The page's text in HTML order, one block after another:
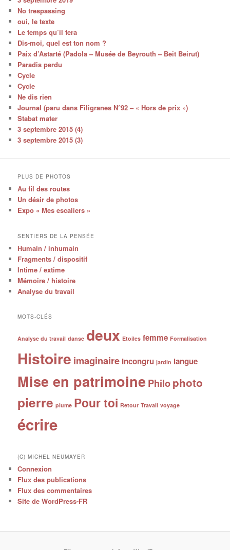
No trespassing
oui, le texte
Le temps qu’il fera
Dis-moi, quel est ton nom ?
Paix d’Astarté (Padola – Musée de Beyrouth – Beit Beirut)
Paradis perdu
Cycle
Cycle
Ne dis rien
Journal (paru dans Filigranes N°92 – « Hors de prix »)
Stabat mater
3 septembre 2015 (4)
3 septembre 2015 (3)
PLUS DE PHOTOS
Au fil des routes
Un désir de photos
Expo « Mes escaliers »
SENTIERS DE LA PENSÉE
Humain / inhumain
Fragments / dispositif
Intime / extime
Mémoire / histoire
Analyse du travail
MOTS-CLÉS
Analyse du travail danse deux Etoiles femme Formalisation
Histoire imaginaire Incongru jardin langue
Mise en patrimoine Philophoto
pierre plume Pour toi Retour Travail voyage
écrire
(C) MICHEL NEUMAYER
Connexion
Flux des publications
Flux des commentaires
Site de WordPress-FR